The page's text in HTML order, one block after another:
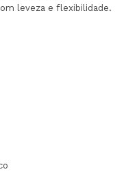
leveza e flexibilidade.